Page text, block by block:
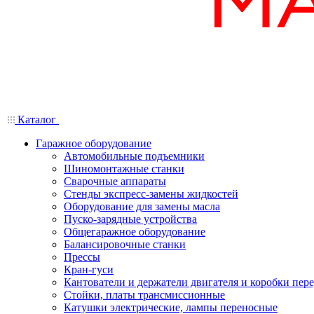
Каталог
Гаражное оборудование
Автомобильные подъемники
Шиномонтажные станки
Сварочные аппараты
Стенды экспресс-замены жидкостей
Оборудование для замены масла
Пуско-зарядные устройства
Общегаражное оборудование
Балансировочные станки
Прессы
Кран-гуси
Кантователи и держатели двигателя и коробки
Стойки, платы трансмиссионные
Катушки электрические, лампы переносные